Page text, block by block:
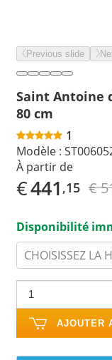
Previous slide
Saint Antoine
80 cm
1
Modèle :
À partir de
€441 ,15 €
Disponibilité
CHOISISSEZ LA
AJOUTER